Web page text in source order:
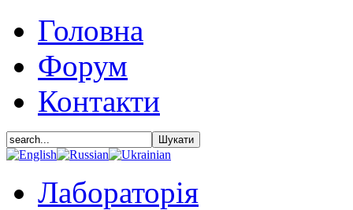
Головна
Форум
Контакти
Лабораторія